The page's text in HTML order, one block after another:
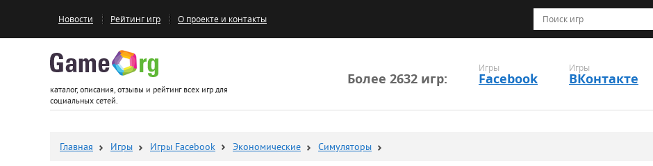
Новости Рейтинг игр О проекте и контакты
Более 2632 игр:
Игры
Facebook
Игры
ВКонтакте
каталог, описания, отзывы и рейтинг всех игр для
социальных сетей.
Главная Игры Игры Facebook Экономические Симуляторы